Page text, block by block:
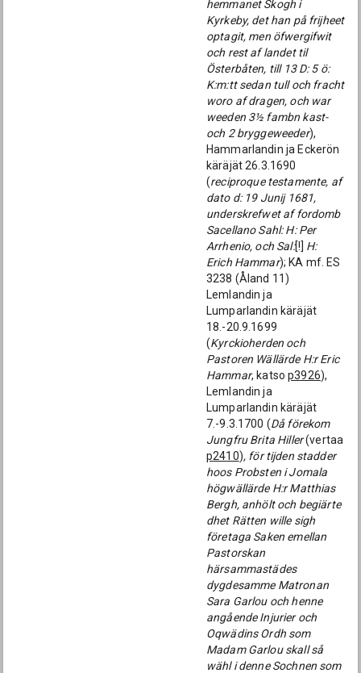
hemmanet Skogh i
Kyrkeby, det han på frijheet
optagit, men öfwergifwit
och rest af landet til
Österbåten, till 13 D: 5 ö:
K:m:tt sedan tull och fracht
woro af dragen, och war
weeden 3½ fambn kast-
och 2 bryggeweeder),
Hammarlandin ja Eckerön
käräjät 26.3.1690
(reciproque testamente, af
dato d: 19 Junij 1681,
underskrefwet af fordomb
Sacellano Sahl: H: Per
Arrhenio, och Sal:[!] H:
Erich Hammar); KA mf. ES
3238 (Åland 11)
Lemlandin ja
Lumparlandin käräjät
18.-20.9.1699
(Kyrckioherden och
Pastoren Wällärde H:r Eric
Hammar, katsop3926),
Lemlandin ja
Lumparlandin käräjät
7.-9.3.1700 (Då förekom
Jungfru Brita Hiller(vertaa
p2410), för tijden stadder
hoos Probsten i Jomala
högwällärde H:r Matthias
Bergh, anhölt och begiärte
dhet Rätten wille sigh
företaga Saken emellan
Pastorskan
härsammastädes
dygdesamme Matronan
Sara Garlou och henne
angående Injurier och
Oqwädins Ordh som
Madam Garlou skall så
wähl i denne Sochnen som